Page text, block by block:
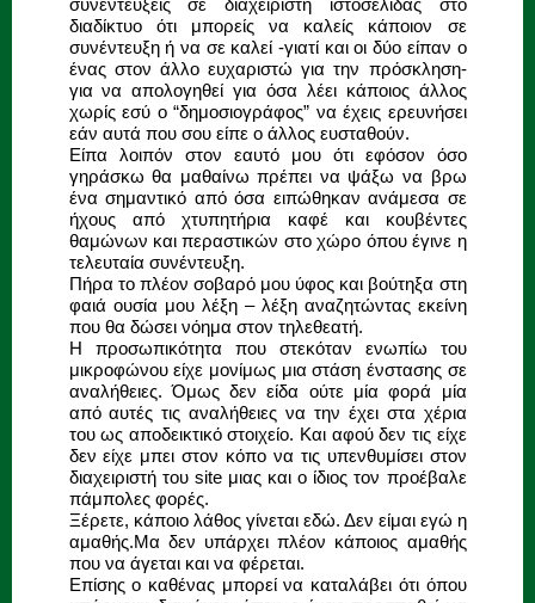
συνεντεύξεις σε διαχειριστή ιστοσελίδας στο
διαδίκτυο ότι μπορείς να καλείς κάποιον σε
συνέντευξη ή να σε καλεί -γιατί και οι δύο είπαν ο
ένας στον άλλο ευχαριστώ για την πρόσκληση-
για να απολογηθεί για όσα λέει κάποιος άλλος
χωρίς εσύ ο “δημοσιογράφος” να έχεις ερευνήσει
εάν αυτά που σου είπε ο άλλος ευσταθούν.
Είπα λοιπόν στον εαυτό μου ότι εφόσον όσο
γηράσκω θα μαθαίνω πρέπει να ψάξω να βρω
ένα σημαντικό από όσα ειπώθηκαν ανάμεσα σε
ήχους από χτυπητήρια καφέ και κουβέντες
θαμώνων και περαστικών στο χώρο όπου έγινε η
τελευταία συνέντευξη.
Πήρα το πλέον σοβαρό μου ύφος και βούτηξα στη
φαιά ουσία μου λέξη – λέξη αναζητώντας εκείνη
που θα δώσει νόημα στον τηλεθεατή.
Η προσωπικότητα που στεκόταν ενωπίω του
μικροφώνου είχε μονίμως μια στάση ένστασης σε
αναλήθειες. Όμως δεν είδα ούτε μία φορά μία
από αυτές τις αναλήθειες να την έχει στα χέρια
του ως αποδεικτικό στοιχείο. Και αφού δεν τις είχε
δεν είχε μπει στον κόπο να τις υπενθυμίσει στον
διαχειριστή του site μιας και ο ίδιος τον προέβαλε
πάμπολες φορές.
Ξέρετε, κάποιο λάθος γίνεται εδώ. Δεν είμαι εγώ η
αμαθής.Μα δεν υπάρχει πλέον κάποιος αμαθής
που να άγεται και να φέρεται.
Επίσης ο καθένας μπορεί να καταλάβει ότι όπου